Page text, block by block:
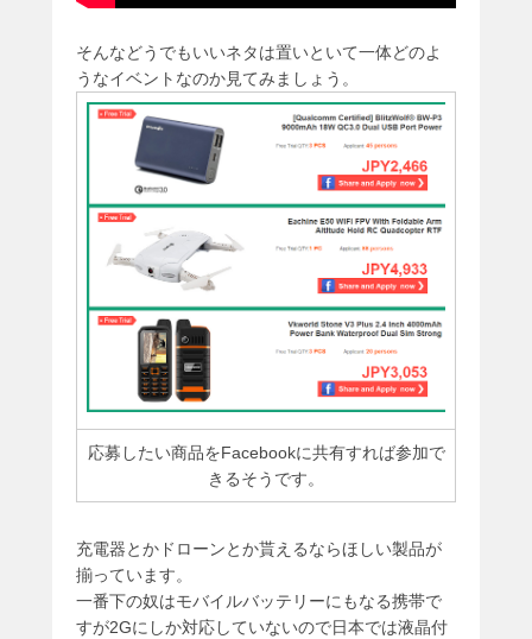
そんなどうでもいいネタは置いといて一体どのよ
うなイベントなのか見てみましょう。
応募したい商品をFacebookに共有すれば参加で
きるそうです。
充電器とかドローンとか貰えるならほしい製品が
揃っています。
一番下の奴はモバイルバッテリーにもなる携帯で
すが2Gにしか対応していないので日本では液晶付